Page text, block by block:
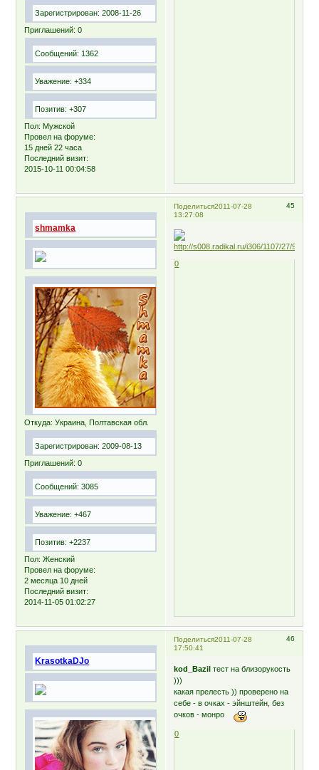
Зарегистрирован: 2008-11-26
Приглашений: 0
Сообщений: 1362
Уважение: +334
Позитив: +307
Пол: Мужской
Провел на форуме:
15 дней 22 часа
Последний визит:
2015-10-11 00:04:58
Поделиться 45
2011-07-28
13:27:08
shmamka
Откуда: Украина, Полтавская обл.
Зарегистрирован: 2009-08-13
Приглашений: 0
Сообщений: 3085
Уважение: +467
Позитив: +2237
Пол: Женский
Провел на форуме:
2 месяца 10 дней
Последний визит:
2014-11-05 01:02:27
0
Поделиться 46
2011-07-28
17:50:41
KrasotkaDJo
kod_Bazil тест на близорукость
)))
какая прелесть )) проверено на
себе - в очках - эйнштейн, без
очков - монро
0